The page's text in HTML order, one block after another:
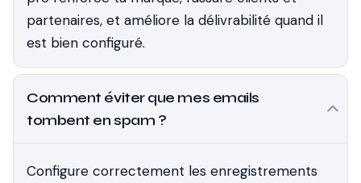
partenaires, et améliore la délivrabilité quand il
est bien configuré.
Comment éviter que mes emails
tombent en spam ?
Configure correctement les enregistrements